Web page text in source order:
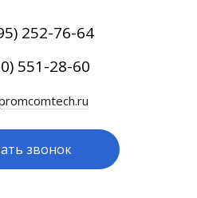
252-76-64
551-28-60
звонок